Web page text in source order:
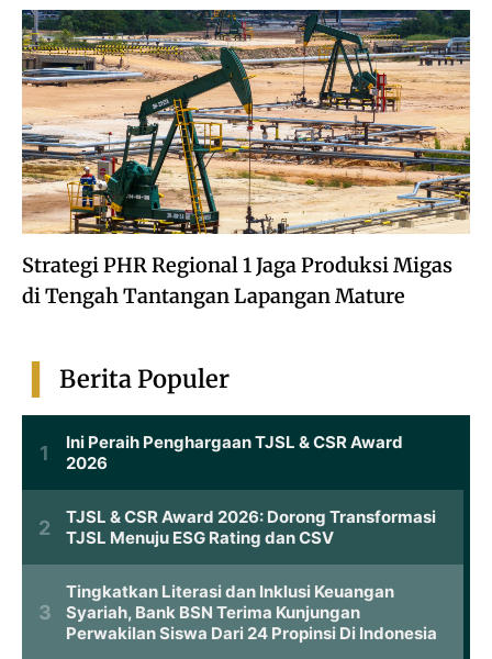
Strategi PHR Regional 1 Jaga Produksi Migas
di Tengah Tantangan Lapangan Mature
Berita Populer